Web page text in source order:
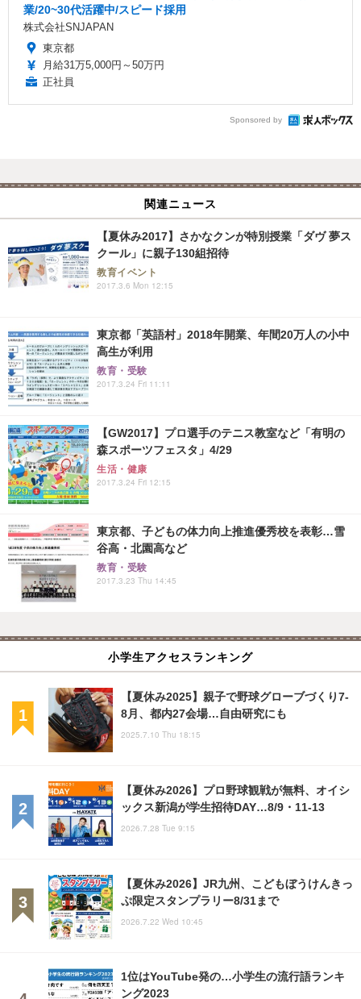
業/20~30代活躍中/スピード採用
株式会社SNJAPAN
東京都
月給31万5,000円～50万円
正社員
Sponsored by
関連ニュース
【夏休み2017】さかなクンが特別授業「ダヴ 夢ス
クール」に親子130組招待
教育イベント
2017.3.6 Mon 12:15
東京都「英語村」2018年開業、年間20万人の小中
高生が利用
教育・受験
2017.3.24 Fri 11:11
【GW2017】プロ選手のテニス教室など「有明の
森スポーツフェスタ」4/29
生活・健康
2017.3.24 Fri 12:15
東京都、子どもの体力向上推進優秀校を表彰…雪
谷高・北園高など
教育・受験
2017.3.23 Thu 14:45
小学生アクセスランキング
【夏休み2025】親子で野球グローブづくり7-
8月、都内27会場…自由研究にも
2025.7.10 Thu 18:15
【夏休み2026】プロ野球観戦が無料、オイシ
ックス新潟が学生招待DAY…8/9・11-13
2026.7.28 Tue 9:15
【夏休み2026】JR九州、こどもぼうけんきっ
ぷ限定スタンプラリー8/31まで
2026.7.22 Wed 10:45
1位はYouTube発の…小学生の流行語ランキ
ング2023